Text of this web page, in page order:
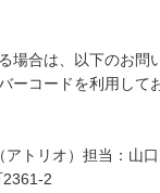
合は、以下のお問
コードを利用して
トリオ）担当：山口
2